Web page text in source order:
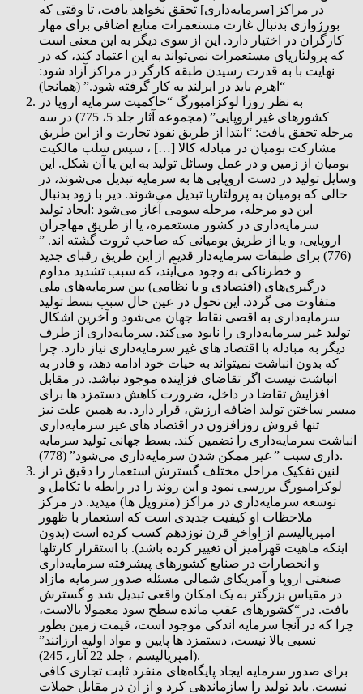
در مراکز [سرمایه‌داری] تحقق نخواهد یافت، تا وقتی که
بورژوازی بدنبال غارت مستعمرات منابع اضافي برای مهار
کارگران در اختیار دارد. این از سوی دیگر به این معنی است
که پرولتاریای مستعمرات نمی‌تواند به این اعتماد کند، که در
نهايت با به قدرت رسیدن طبقه کارگر در مراکز آزاد شود:
“اهرم باید در ایرلند به کار گرفته شود.” (همانجا)
به نظر روزا لوکزامبورگ “حاکمیت سرمایه اروپا در
کشورهای غیر اروپایی” (مجموعه آثار جلد 5، 775) در سه
مرحله تحقق یافت: “ابتدا از طریق نفوذ تجارت و از این طریق
مشارکت بومیان در مبادله کالا […] ، سپس سلب مالکیت
بومیان از زمین و در عمل وسائل تولید به این یا آن شکل. این
وسایل تولید در دست اروپایی ها به سرمایه تبدیل می‌شوند، در
حالی که بومیان به پرولتاریا تبدیل می‌شوند. دیر با زود بدنبال
این دو مرحله، مرحله سومی آغاز می‌شود :ایجاد تولید
سرمایه‌داری در کشور مستعمره، یا از طریق مهاجران
اروپایی، و یا از طریق بومیانی که صاحب ثروت گشته اند. ”
(776) برای طبقات سرمایه‌دار قدیم از این طریق رقبای جدید
و خطرناکی به وجود می‌آیند، که سبب تشدید مداوم
درگیری‌های (اقتصادی و یا نظامی) بین سرمایه‌های ملی
متفاوت می گردد. این تحول در عین حال سبب بسط تولید
سرمایه‌داری به اقصی نقاط جهان می‌شود و آخرین اشکال
تولید غیر سرمایه‌داری را نابود می‌کند. سرمایه‌داری از طرف
دیگر به مبادله با اقتصاد های غیر سرمایه‌داری نیاز دارد. چرا
که بدون انباشت نمیتواند به حیات خود ادامه دهد، و قادر به
انباشت نیست اگر تقاضای فزاینده موجود نباشد. در مقابل
افزایش تقاضا در داخل، ضرورت کاهش دستمزد ها برای
میسر ساختن تولید اضافه ارزش، قرار دارد. به همین علت نیز
تنها فروش روزافزون در اقتصاد های غیر سرمایه‌داری
انباشت سرمایه‌داری را تضمین کند. بسط جهانی تولید سرمایه
داری سبب ” غیر ممکن شدن سرمایه‌داری می‌شود” (778).
لنین تفکیک مراحل مختلف گسترش استعمار را دقیق تر از
لوکزامبورگ بررسی نمود و این روند را در رابطه با تکامل و
توسعه سرمایه‌داری در مراکز (متروپل ها) میدید. در مرکز
ملاحظات او کیفیت جدیدی است که استعمار با ظهور
امپرياليسم از اواخر قرن نوزدهم کسب کرده است (بدون
اینکه ماهیت قهرآمیز آن تغییر کرده باشد). با استقرار کارتلها
و انحصارات در صنایع کشورهای پیشرفته سرمایه‌داری
صنعتی اروپا و آمریکای شمالی مسئله صدور سرمایه مازاد
در مقیاس بزرگتر به یک امکان واقعی تبديل شد و گسترش
یافت. در “کشورهای عقب مانده سطح سود معمولا بالاست،
چرا که در آنجا سرمایه اندکی موجود است، قیمت زمین بطور
نسبی بالا نیست، دستمزد ها پایین و مواد اولیه ارزانند”
(امپریالیسم ، جلد 22 آتار، 245).
برای صدور سرمایه ایجاد پایگاه‌های منفرد ثابت تجاری کافی
نیست. باید تولید را سازماندهی کرد و از آن در مقابل حملات